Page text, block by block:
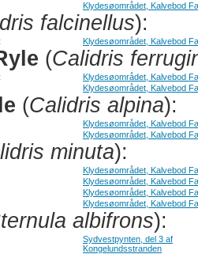
Klydesøområdet, Kalvebod
falcinellus):
Klydesøområdet, Kalvebod
(Calidris
Klydesøområdet, Kalvebod
Klydesøområdet, Kalvebod
(Calidris alpina):
Klydesøområdet, Kalvebod
Klydesøområdet, Kalvebod
minuta):
Klydesøområdet, Kalvebod
Klydesøområdet, Kalvebod
Klydesøområdet, Kalvebod
Klydesøområdet, Kalvebod
albifrons):
Sydvestpynten, del 3 af
Kongelundsstranden